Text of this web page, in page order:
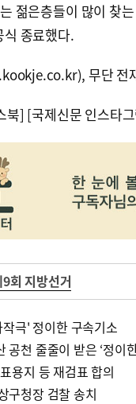
젊은층들이 많이 찾
종료했다.
무단 전
북] [국제신문 인스타
회 지방선거
극' 정이한 구속기소
공천 줄줄이 받은 ‘정이
용지 등 재검표 합의
구청장 검찰 송치